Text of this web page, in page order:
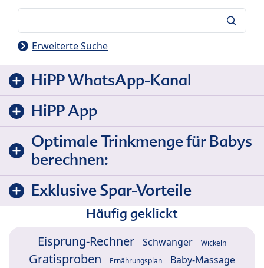
Erweiterte Suche
HiPP WhatsApp-Kanal
HiPP App
Optimale Trinkmenge für Babys
berechnen:
Exklusive Spar-Vorteile
Häufig geklickt
Eisprung-Rechner Schwanger Wickeln
Gratisproben Ernährungsplan Baby-Massage